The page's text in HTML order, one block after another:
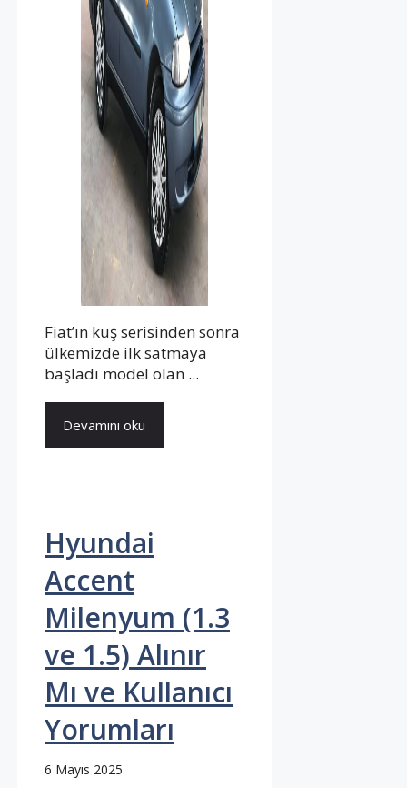
Fiat’ın kuş serisinden sonra
ülkemizde ilk satmaya
başladı model olan ...
Devamını oku
Hyundai
Accent
Milenyum (1.3
ve 1.5) Alınır
Mı ve Kullanıcı
Yorumları
6 Mayıs 2025